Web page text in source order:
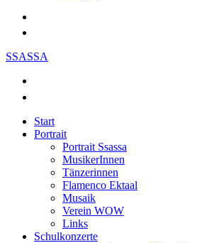
SSASSA
Start
Portrait
Portrait Ssassa
MusikerInnen
Tänzerinnen
Flamenco Ektaal
Musaik
Verein WOW
Links
Schulkonzerte